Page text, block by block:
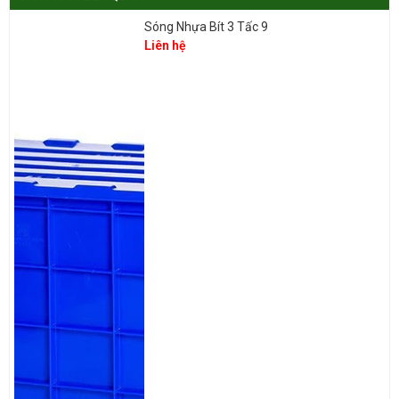
phẩm sóng nhựa hở 1 tấc 9 có tiếng trên thị trường hiện nay. GREEN
ECO luôn tự tin đem đến cho Quý khách hàng các sản phẩm sóng
nhựa hở đảm bảo chất lượng…
1T9 đến khắp các tỉnh thành trên Cả Nước & đội ngũ nhân viên tư
vấn tận tâm, nhiệt tình.
Sóng Nhựa Bít 3 Tấc 9
Liên hệ